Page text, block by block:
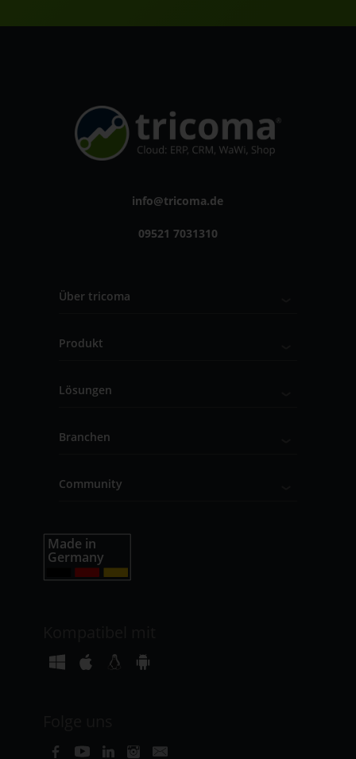
info@tricoma.de
09521 7031310
Über tricoma
Produkt
Lösungen
Branchen
Community